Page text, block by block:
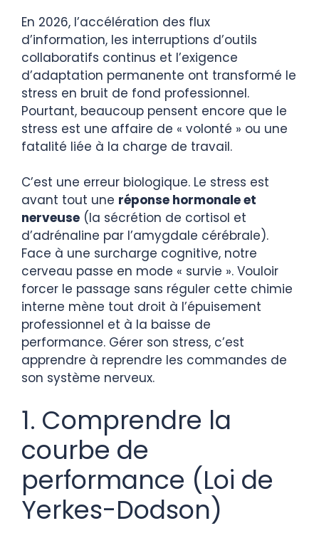
En 2026, l’accélération des flux
d’information, les interruptions d’outils
collaboratifs continus et l’exigence
d’adaptation permanente ont transformé le
stress en bruit de fond professionnel.
Pourtant, beaucoup pensent encore que le
stress est une affaire de « volonté » ou une
fatalité liée à la charge de travail.
C’est une erreur biologique. Le stress est
avant tout une réponse hormonale et
nerveuse (la sécrétion de cortisol et
d’adrénaline par l’amygdale cérébrale).
Face à une surcharge cognitive, notre
cerveau passe en mode « survie ». Vouloir
forcer le passage sans réguler cette chimie
interne mène tout droit à l’épuisement
professionnel et à la baisse de
performance. Gérer son stress, c’est
apprendre à reprendre les commandes de
son système nerveux.
1. Comprendre la
courbe de
performance (Loi de
Yerkes-Dodson)